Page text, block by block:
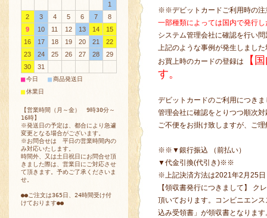
※※デビットカードご利用時の
一部種類によっては国内で発行
システム管理会社に確認を行い
上記のような事例が発生しまし
お買上時のカードの登録は
【
す。
デビットカードのご利用につき
管理会社に確認をとりつつ順次
ご不便をお掛け致しますが、ご
※※▼銀行振込 （前払い）
▼代金引換(代引き)※※
※上記決済方法は2021年2月25
【領収書発行につきまして】 ク
頂いております。コンビニエン
込み受領書」が領収書となります
1
2
3 4 5 6 7
8
9
10 11 12 13 14
15
16
17 18 19 20 21
22
23
24 25 26 27 28
29
30
31
■今日 ■商品発送日
■休業日
【営業時間（月～金） 9時30分～
16時】
※発送日の予定は、都合により急遽
変更となる場合がございます。
※お問合せは 平日の営業時間内の
み対応いたします。
時間外、又は土日祝日にお問合せ頂
きました際は、営業日にご対応させ
て頂きます。予めご了承くださいま
せ。
●●ご注文は365日、24時間受け付
けております●●